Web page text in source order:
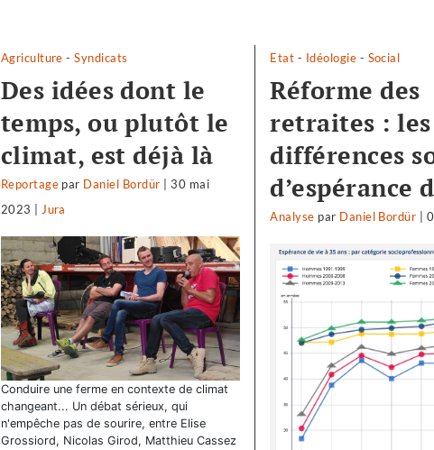
Agriculture -Syndicats
Des idées dont le
temps, ou plutôt le
climat, est déjà là
Reportage par Daniel Bordür |30 mai
2023 |Jura
Conduire une ferme en contexte de climat
changeant... Un débat sérieux, qui
n'empêche pas de sourire, entre Elise
Grossiord, Nicolas Girod, Matthieu Cassez
Etat - Idéologie - Social
Réforme des
retraites : les
différences
d’espérance
Analyse par Daniel Bordür